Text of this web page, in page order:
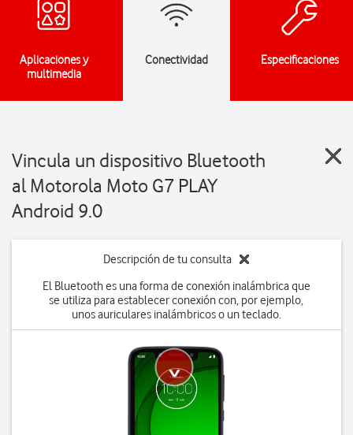
Aplicaciones y
multimedia
Conectividad Especificaciones
Vincula un dispositivo Bluetooth
al Motorola Moto G7 PLAY
Android 9.0
Descripción de tu consulta
El Bluetooth es una forma de conexión inalámbrica que
se utiliza para establecer conexión con, por ejemplo,
unos auriculares inalámbricos o un teclado.